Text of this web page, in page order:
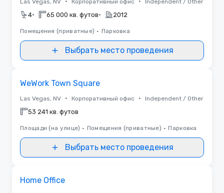
4• 65 000 кв. футов• 2012
Помещения (приватные) • Парковка
Выбрать место проведения
WeWork Town Square
Las Vegas, NV • Корпоративный офис • Independent / Other
53 241 кв. футов
Площади (на улице) • Помещения (приватные) • Парковка
Выбрать место проведения
Home Office